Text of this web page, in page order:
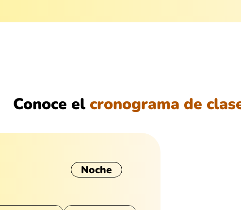
Conoce el cronograma de
Noche